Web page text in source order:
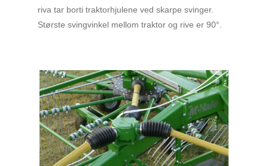
riva tar borti traktorhjulene ved skarpe svinger.
Største svingvinkel mellom traktor og rive er 90°.